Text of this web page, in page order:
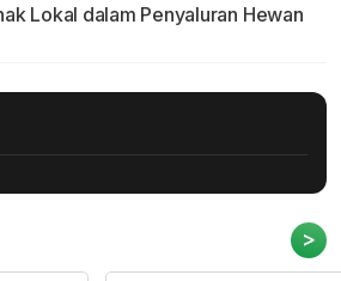
Lokal dalam Penyaluran Hewan
>